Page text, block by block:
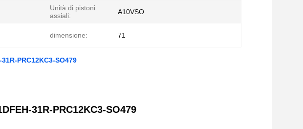
Unità di pistoni
assiali:
A10VSO
dimensione: 71
PRC12KC3-SO479
31R-PRC12KC3-SO479